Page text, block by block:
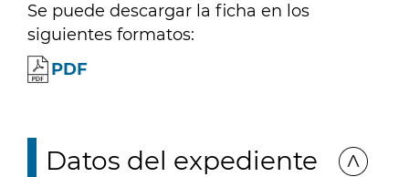
Se puede descargar la ficha en los
siguientes formatos:
PDF
Datos del expediente